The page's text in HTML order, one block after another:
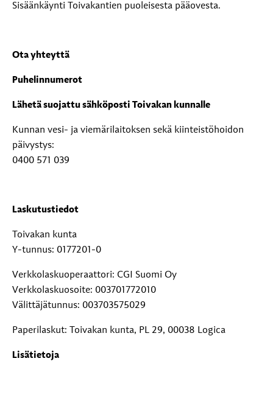
Sisäänkäynti Toivakantien puoleisesta pääovesta.
Ota yhteyttä
Puhelinnumerot
Lähetä suojattu sähköposti Toivakan kunnalle
Kunnan vesi- ja viemärilaitoksen sekä kiinteistöhoidon
päivystys:
0400 571 039
Laskutustiedot
Toivakan kunta
Y-tunnus: 0177201-0
Verkkolaskuoperaattori: CGI Suomi Oy
Verkkolaskuosoite: 003701772010
Välittäjätunnus: 003703575029
Paperilaskut: Toivakan kunta, PL 29, 00038 Logica
Lisätietoja